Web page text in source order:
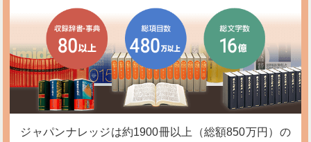
ジャパンナレッジは約1900冊以上（総額850万円）の